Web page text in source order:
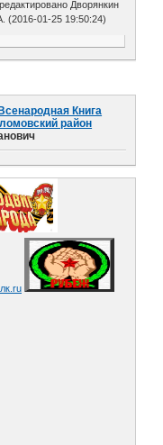
Дворянкин
(2016-01-25 19:50:24)
Книга
район